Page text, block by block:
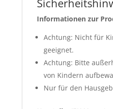
Informationen zur
Achtung: Nicht für
geeignet.
Achtung: Bitte
von Kindern
Nur für den